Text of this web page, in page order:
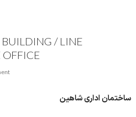
/ LINE
ساختمان ادارى شاهین